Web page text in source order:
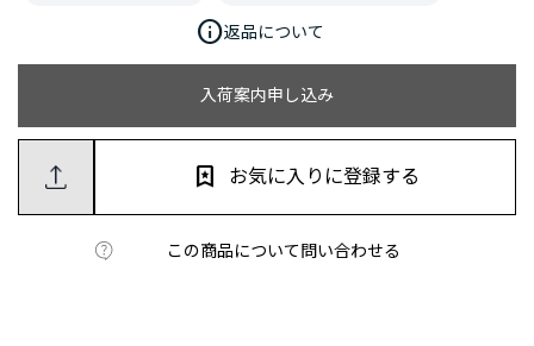
入荷案内申し込み
この商品について問い合わせる
お気に入りに登録する
info返品について